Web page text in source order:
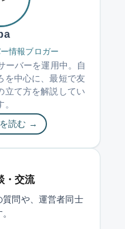
情報ブロガー
ーバーを運用中。自
を中心に、最短で友
立て方を解説してい
。
読む →
・交流
問や、運営者同士